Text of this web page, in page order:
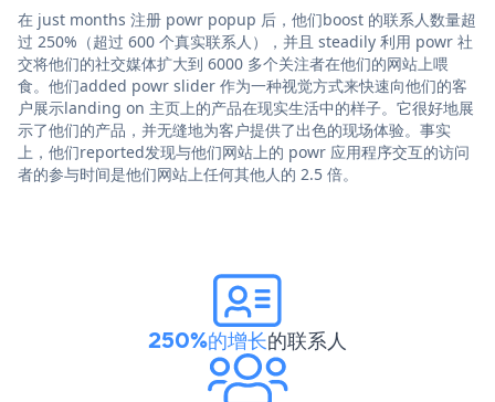
在 just months 注册 powr popup 后，他们boost 的联系人数量超
过 250%（超过 600 个真实联系人），并且 steadily 利用 powr 社
交将他们的社交媒体扩大到 6000 多个关注者在他们的网站上喂
食。他们added powr slider 作为一种视觉方式来快速向他们的客
户展示landing on 主页上的产品在现实生活中的样子。它很好地展
示了他们的产品，并无缝地为客户提供了出色的现场体验。事实
上，他们reported发现与他们网站上的 powr 应用程序交互的访问
者的参与时间是他们网站上任何其他人的 2.5 倍。
250%的增长的联系人